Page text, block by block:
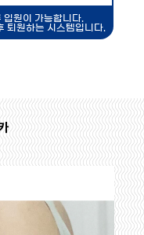
입원이 가능합니다.
퇴원하는 시스템입니다.